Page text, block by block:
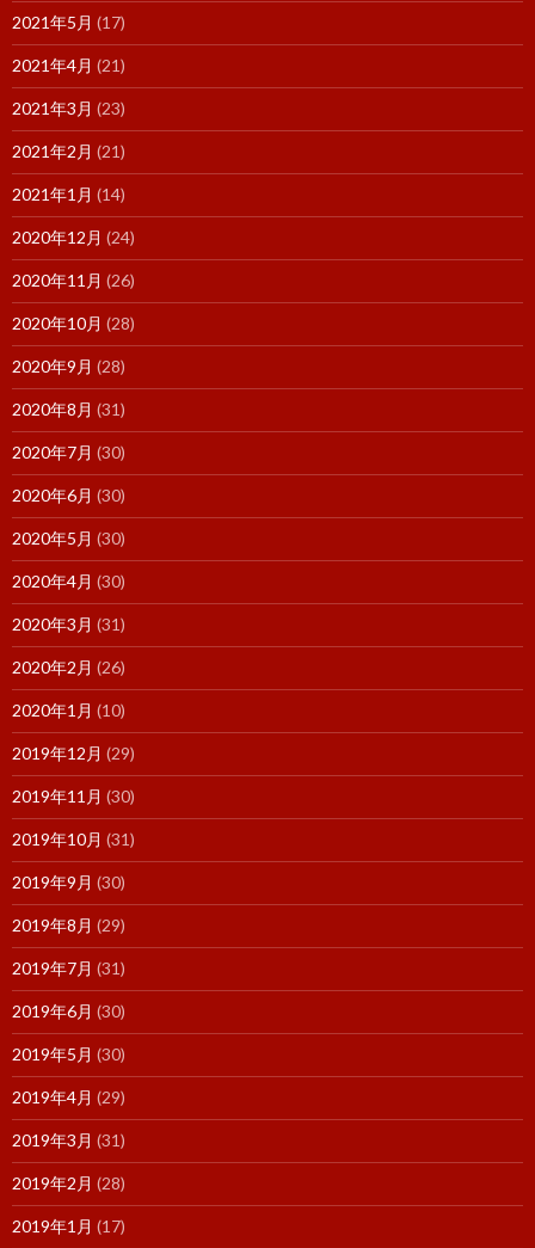
2021年5月 (17)
2021年4月 (21)
2021年3月 (23)
2021年2月 (21)
2021年1月 (14)
2020年12月 (24)
2020年11月 (26)
2020年10月 (28)
2020年9月 (28)
2020年8月 (31)
2020年7月 (30)
2020年6月 (30)
2020年5月 (30)
2020年4月 (30)
2020年3月 (31)
2020年2月 (26)
2020年1月 (10)
2019年12月 (29)
2019年11月 (30)
2019年10月 (31)
2019年9月 (30)
2019年8月 (29)
2019年7月 (31)
2019年6月 (30)
2019年5月 (30)
2019年4月 (29)
2019年3月 (31)
2019年2月 (28)
2019年1月 (17)